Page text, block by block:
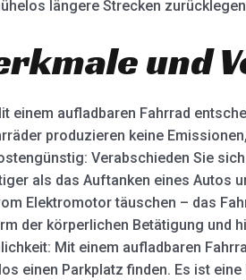
längere Strecken
und
einem aufladbaren Fahrrad
produzieren keine
Verabschieden Sie
als das Auftanken eines Autos
Elektromotor täuschen – das
der körperlichen Betätigung und
Mit einem aufladbaren
einen Parkplatz finden. Es ist